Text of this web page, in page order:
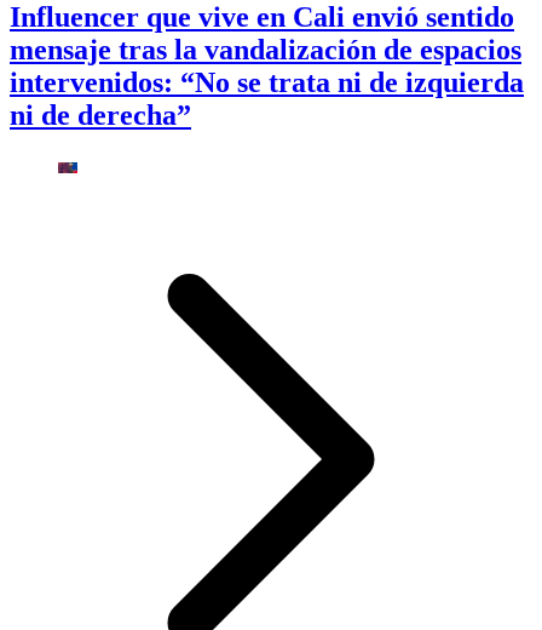
Influencer que vive en Cali envió sentido
mensaje tras la vandalización de espacios
intervenidos: “No se trata ni de izquierda
ni de derecha”